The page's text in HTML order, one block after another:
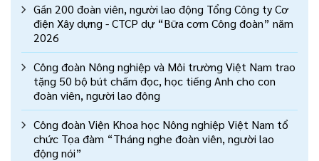
Gần 200 đoàn viên, người lao động Tổng Công ty Cơ
điện Xây dựng - CTCP dự “Bữa cơm Công đoàn” năm
2026
Công đoàn Nông nghiệp và Môi trường Việt Nam trao
tặng 50 bộ bút chấm đọc, học tiếng Anh cho con
đoàn viên, người lao động
Công đoàn Viện Khoa học Nông nghiệp Việt Nam tổ
chức Tọa đàm “Tháng nghe đoàn viên, người lao
động nói”